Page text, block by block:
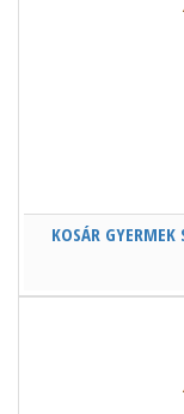
KOSÁR GYERMEK